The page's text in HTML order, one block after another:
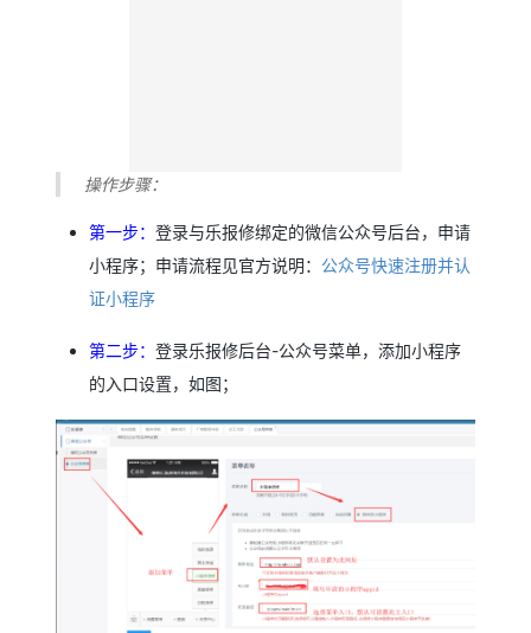
操作步骤：
第一步：登录与乐报修绑定的微信公众号后台，申请
小程序；申请流程见官方说明： 公众号快速注册并认
证小程序
第二步：登录乐报修后台-公众号菜单，添加小程序
的入口设置，如图；